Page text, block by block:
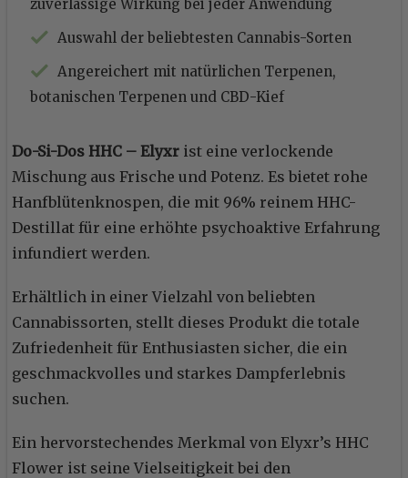
zuverlässige Wirkung bei jeder Anwendung
Auswahl der beliebtesten Cannabis-Sorten
Angereichert mit natürlichen Terpenen,
botanischen Terpenen und CBD-Kief
Do-Si-Dos HHC – Elyxr ist eine verlockende
Mischung aus Frische und Potenz. Es bietet rohe
Hanfblütenknospen, die mit 96% reinem HHC-
Destillat für eine erhöhte psychoaktive Erfahrung
infundiert werden.
Erhältlich in einer Vielzahl von beliebten
Cannabissorten, stellt dieses Produkt die totale
Zufriedenheit für Enthusiasten sicher, die ein
geschmackvolles und starkes Dampferlebnis
suchen.
Ein hervorstechendes Merkmal von Elyxr’s HHC
Flower ist seine Vielseitigkeit bei den